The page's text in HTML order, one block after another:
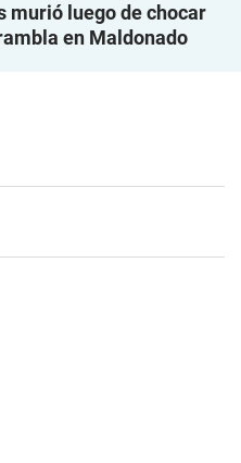
murió luego de chocar
en Maldonado